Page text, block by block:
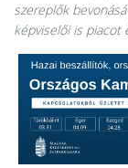
szereplők
képviselői is piacot